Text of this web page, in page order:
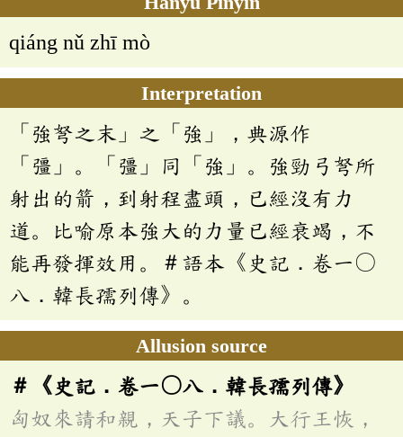
qiáng nǔ zhī mò
Interpretation
「強弩之末」之「強」，典源作
「彊」。「彊」同「強」。強勁弓弩所
射出的箭，到射程盡頭，已經沒有力
道。比喻原本強大的力量已經衰竭，不
能再發揮效用。＃語本《史記．卷一〇
八．韓長孺列傳》。
Allusion source
＃《史記．卷一〇八．韓長孺列傳》
匈奴來請和親，天子下議。大行王恢，